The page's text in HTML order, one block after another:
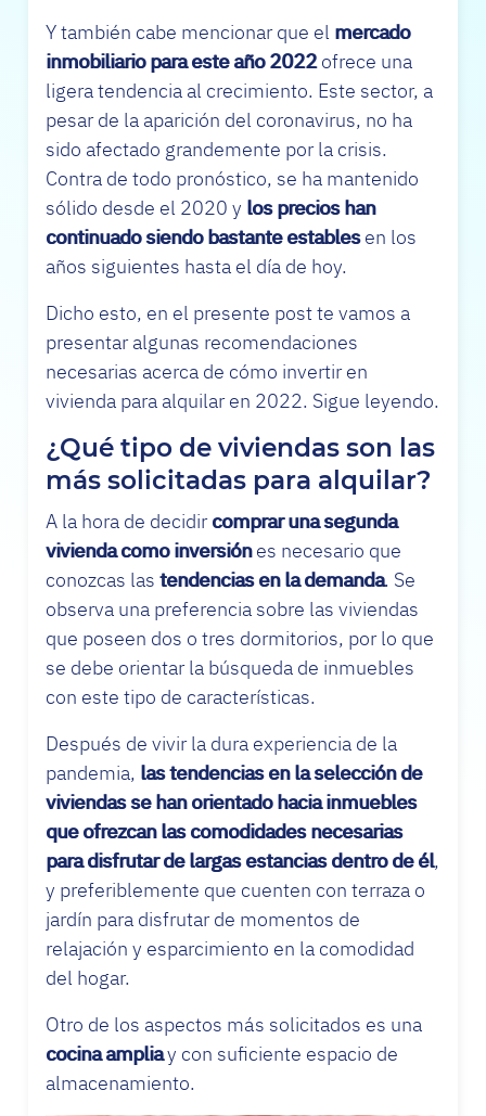
Y también cabe mencionar que el mercado
inmobiliario para este año 2022ofrece una
ligera tendencia al crecimiento. Este sector, a
pesar de la aparición del coronavirus, no ha
sido afectado grandemente por la crisis.
Contra de todo pronóstico, se ha mantenido
sólido desde el 2020 y los precios han
continuado siendo bastante establesen los
años siguientes hasta el día de hoy.
Dicho esto, en el presente post te vamos a
presentar algunas recomendaciones
necesarias acerca de cómo invertir en
vivienda para alquilar en 2022. Sigue leyendo.
¿Qué tipo de viviendas son las
más solicitadas para alquilar?
A la hora de decidircomprar una segunda
vivienda como inversiónes necesario que
conozcas las tendencias en la demanda. Se
observa una preferencia sobre las viviendas
que poseen dos o tres dormitorios, por lo que
se debe orientar la búsqueda de inmuebles
con este tipo de características.
Después de vivir la dura experiencia de la
pandemia, las tendencias en la selección de
viviendas se han orientado hacia inmuebles
que ofrezcan las comodidades necesarias
para disfrutar de largas estancias dentro de él,
y preferiblemente que cuenten con terraza o
jardín para disfrutar de momentos de
relajación y esparcimiento en la comodidad
del hogar.
Otro de los aspectos más solicitados es una
cocina ampliay con suficiente espacio de
almacenamiento.